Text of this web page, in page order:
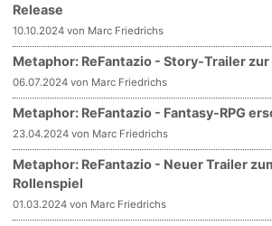
Release
10.10.2024 von Marc Friedrichs
Metaphor: ReFantazio - Story-Trailer
06.07.2024 von Marc Friedrichs
Metaphor: ReFantazio - Fantasy-RPG
23.04.2024 von Marc Friedrichs
Metaphor: ReFantazio - Neuer Trailer
Rollenspiel
01.03.2024 von Marc Friedrichs